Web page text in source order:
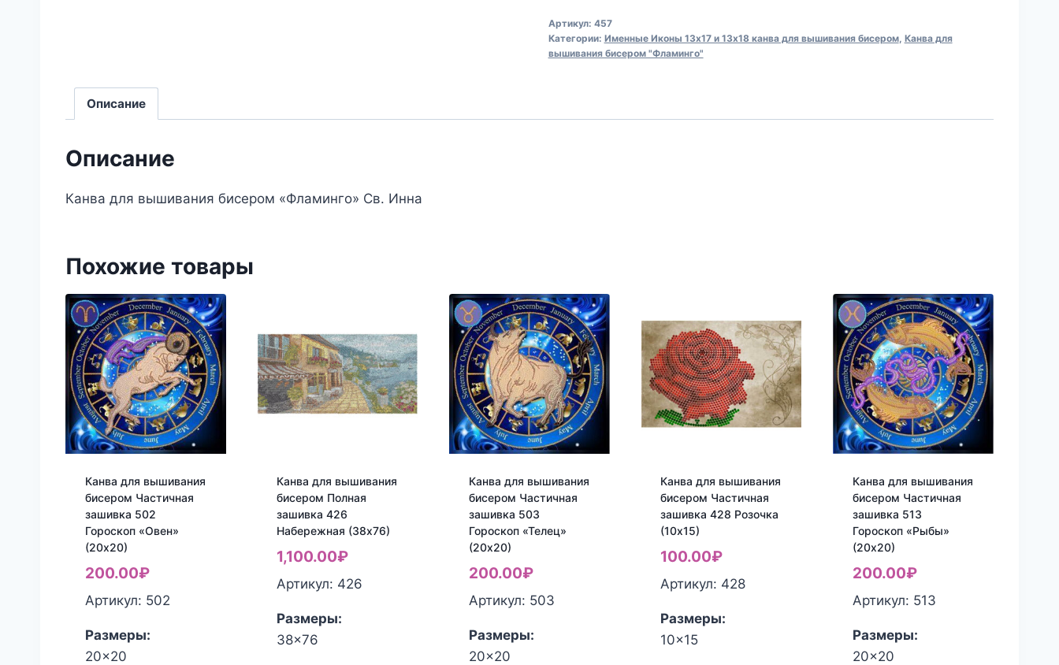
для
вышивания
Св.
Артикул: 457
Категории: Именные Иконы 13х17 и 13х18 канва для вышивания бисером, Канва для
вышивания бисером "Фламинго"
Описание
Описание
Канва для вышивания бисером «Фламинго» Св. Инна
Похожие товары
Канва для вышивания
бисером Частичная
зашивка 502
Гороскоп «Овен»
(20х20)
200.00₽
Артикул: 502
Размеры:
20x20
Канва для вышивания
бисером Полная
зашивка 426
Набережная (38х76)
1,100.00₽
Артикул: 426
Размеры:
38x76
Канва для вышивания
бисером Частичная
зашивка 503
Гороскоп «Телец»
(20х20)
200.00₽
Артикул: 503
Размеры:
20x20
Канва для вышивания
бисером Частичная
зашивка 428 Розочка
(10х15)
100.00₽
Артикул: 428
Размеры:
10x15
Канва для вышивания
бисером Частичная
зашивка 513
Гороскоп «Рыбы»
(20х20)
200.00₽
Артикул: 513
Размеры:
20x20